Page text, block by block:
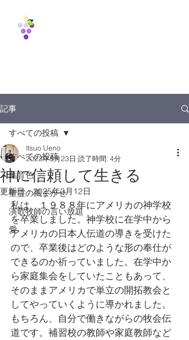
記事
すべての投稿
葉音色
聖霊の風まかせ
演歌牧師の言い放題
愛
すべての投稿
神に信頼して生きる
Itsuo Ueno
2023年8月23日 読了時間: 4分
更新日：2025年3月12日
私は、１９８８年にアメリカの神学校
を卒業しました。神学校に在学中から
アメリカの日本人伝道の導きを受けた
ので、卒業後はどのような形の奉仕が
できるのか祈っていました。在学中か
ら家庭集会をしていたこともあって、
そのままアメリカで単立の開拓教会と
してやっていくように導かれました。
もちろん、自分で働きながらの牧会伝
道です。補習校の教師や家庭教師など